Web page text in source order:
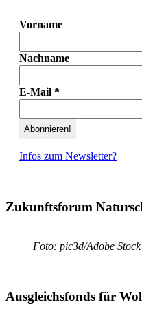
Vorname
Nachname
E-Mail *
Infos zum Newsletter?
Zukunftsforum
Foto: pic3d/Adobe
Ausgleichsfonds für